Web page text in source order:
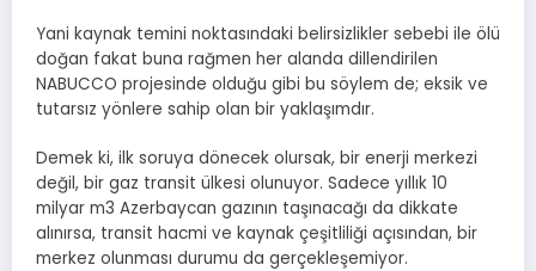
Yani kaynak temini noktasındaki belirsizlikler sebebi ile ölü
doğan fakat buna rağmen her alanda dillendirilen
NABUCCO projesinde olduğu gibi bu söylem de; eksik ve
tutarsız yönlere sahip olan bir yaklaşımdır.
Demek ki, ilk soruya dönecek olursak, bir enerji merkezi
değil, bir gaz transit ülkesi olunuyor. Sadece yıllık 10
milyar m3 Azerbaycan gazının taşınacağı da dikkate
alınırsa, transit hacmi ve kaynak çeşitliliği açısından, bir
merkez olunması durumu da gerçekleşemiyor.